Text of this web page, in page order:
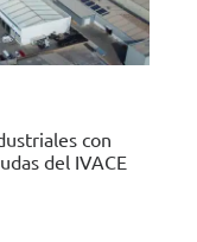
con
del IVACE